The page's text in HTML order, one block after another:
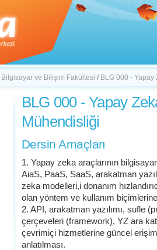
Bilgisayar ve Bilişim Fakültesi / BLG 000 -
BLG 000 - Yapay
Mühendisliği
Dersin Amaçları
1. Yapay zeka araçlarının
AiaS, PaaS, SaaS, arakatman
zeka modelleri,i donanım
olan yöntem ve kullanım
2. API, arakatman yazılımı, sufle
çerçeveleri (framework), YZ ara
çevrimiçi hizmetlerine güncel
anlatılması.